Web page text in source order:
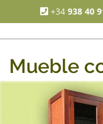
+34938 40
Mueble